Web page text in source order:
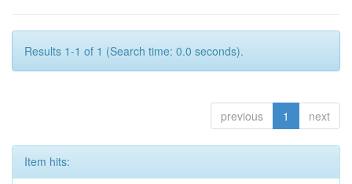
Results 1-1 of 1 (Search time: 0.0 seconds).
previous 1 next
Item hits: